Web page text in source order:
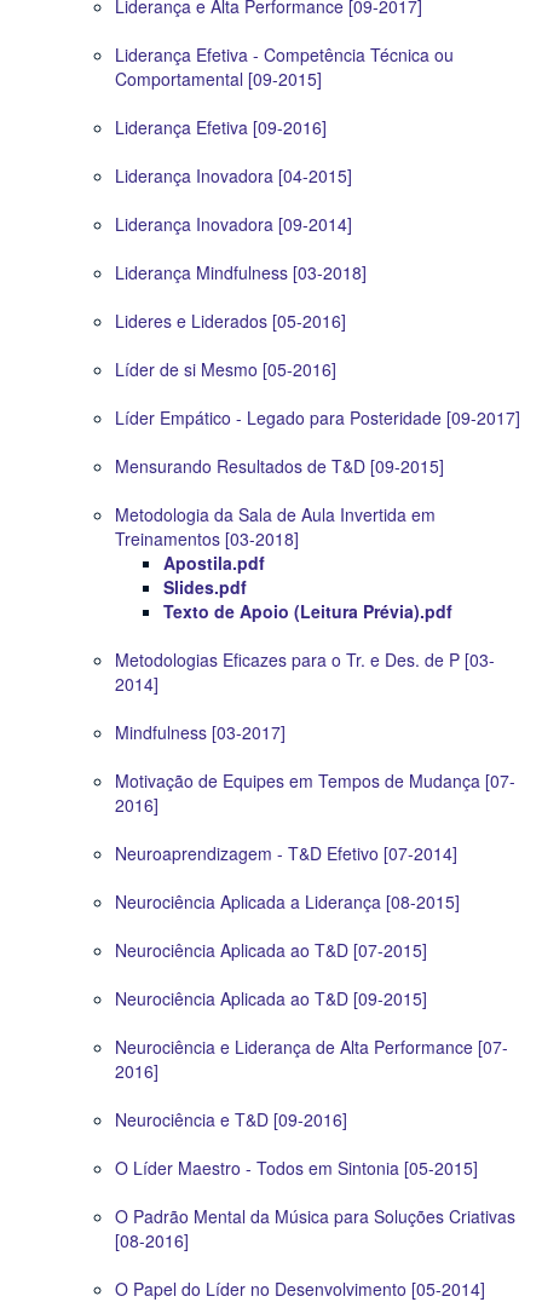
Liderança e Alta Performance [09-2017]
Liderança Efetiva - Competência Técnica ou
Comportamental [09-2015]
Liderança Efetiva [09-2016]
Liderança Inovadora [04-2015]
Liderança Inovadora [09-2014]
Liderança Mindfulness [03-2018]
Lideres e Liderados [05-2016]
Líder de si Mesmo [05-2016]
Líder Empático - Legado para Posteridade [09-2017]
Mensurando Resultados de T&D [09-2015]
Metodologia da Sala de Aula Invertida em
Treinamentos [03-2018]
Apostila.pdf
Slides.pdf
Texto de Apoio (Leitura Prévia).pdf
Metodologias Eficazes para o Tr. e Des. de P [03-
2014]
Mindfulness [03-2017]
Motivação de Equipes em Tempos de Mudança [07-
2016]
Neuroaprendizagem - T&D Efetivo [07-2014]
Neurociência Aplicada a Liderança [08-2015]
Neurociência Aplicada ao T&D [07-2015]
Neurociência Aplicada ao T&D [09-2015]
Neurociência e Liderança de Alta Performance [07-
2016]
Neurociência e T&D [09-2016]
O Líder Maestro - Todos em Sintonia [05-2015]
O Padrão Mental da Música para Soluções Criativas
[08-2016]
O Papel do Líder no Desenvolvimento [05-2014]